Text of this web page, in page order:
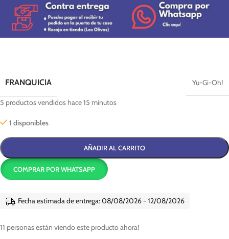
FRANQUICIA Yu-Gi-Oh!
5 productos vendidos hace 15 minutos
1 disponibles
AÑADIR AL CARRITO
COMPRAR POR WHATSAPP
Fecha estimada de entrega: 08/08/2026 - 12/08/2026
11 personas están viendo este producto ahora!